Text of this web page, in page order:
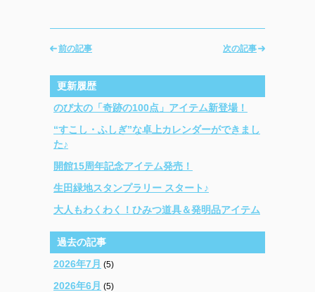
次の記事
前の記事
更新履歴
のび太の「奇跡の100点」アイテム新登場！
“すこし・ふしぎ”な卓上カレンダーができまし
た♪
開館15周年記念アイテム発売！
生田緑地スタンプラリー スタート♪
大人もわくわく！ひみつ道具＆発明品アイテム
過去の記事
2026年7月 (5)
2026年6月 (5)